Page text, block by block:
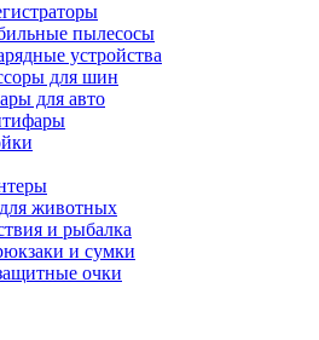
пылесосы
устройства
для шин
для авто
животных
и рыбалка
и сумки
очки